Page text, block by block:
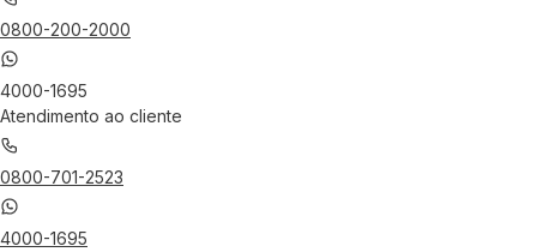
0800-200-2000
4000-1695
Atendimento ao cliente
0800-701-2523
4000-1695